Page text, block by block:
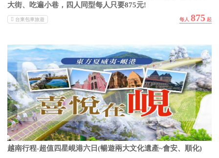
大街、吃遍小巷，四人同型每人只要875元!
台東包車旅遊 875
越南行程-超值四星峴港六日(暢遊兩大文化遺產~會安、順化)